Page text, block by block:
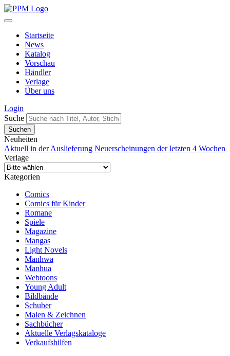
Startseite
News
Katalog
Vorschau
Händler
Verlage
Über uns
Login
Suche
Neuheiten
Aktuell in der Auslieferung Neuerscheinungen der letzten 4 Wochen
Verlage
Kategorien
Comics
Comics für Kinder
Romane
Spiele
Magazine
Mangas
Light Novels
Manhwa
Manhua
Webtoons
Young Adult
Bildbände
Schuber
Malen & Zeichnen
Sachbücher
Aktuelle Verlagskataloge
Verkaufshilfen